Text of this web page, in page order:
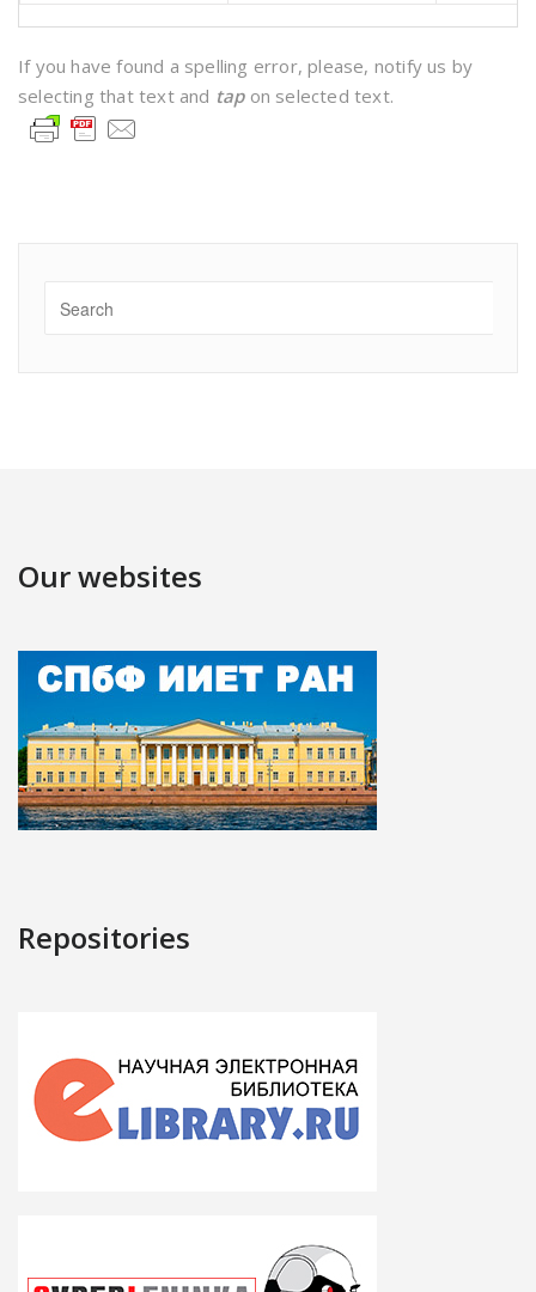
If you have found a spelling error, please, notify us by
selecting that text and tapon selected text.
Our websites
Repositories